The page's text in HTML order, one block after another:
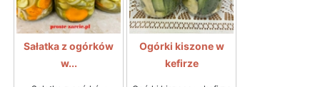
Sałatka z ogórków
w...
Ogórki kiszone w
kefirze